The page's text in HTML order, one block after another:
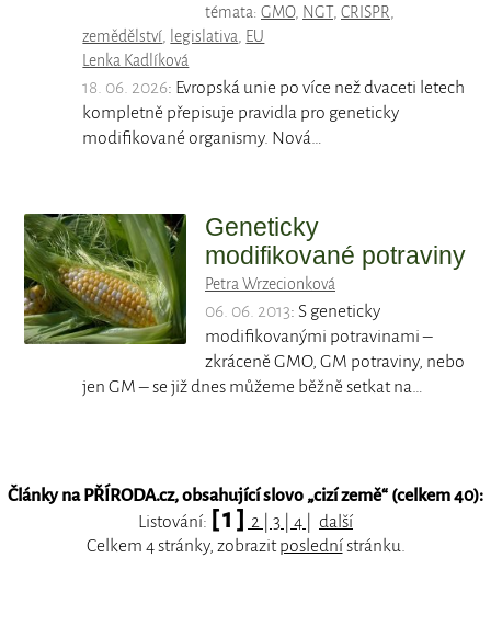
témata: GMO, NGT, CRISPR,
zemědělství, legislativa, EU
Lenka Kadlíková
18. 06. 2026: Evropská unie po více než dvaceti letech
kompletně přepisuje pravidla pro geneticky
modifikované organismy. Nová…
Geneticky
modifikované potraviny
Petra Wrzecionková
06. 06. 2013: S geneticky
modifikovanými potravinami –
zkráceně GMO, GM potraviny, nebo
jen GM – se již dnes můžeme běžně setkat na…
Články na PŘÍRODA.cz, obsahující slovo „cizí země“ (celkem 40):
Listování: [ 1 ] 2 3 4
další
Celkem 4 stránky, zobrazitposlednístránku.